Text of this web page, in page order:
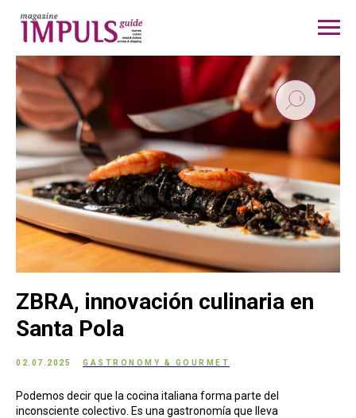
ZBRA, innovación culinaria en
Santa Pola
02.07.2025 GASTRONOMY & GOURMET
Podemos decir que la cocina italiana forma parte del
inconsciente colectivo. Es una gastronomía que lleva